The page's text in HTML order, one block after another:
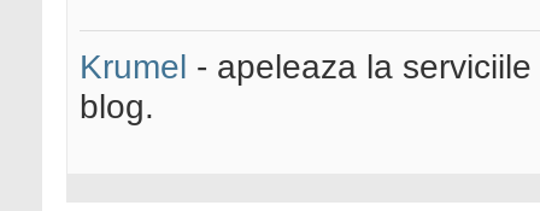
Krumel - apeleaza la
blog.